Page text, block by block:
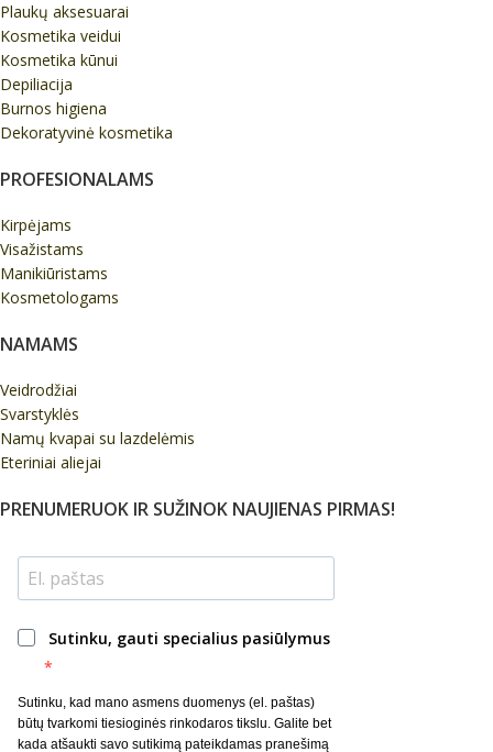
Plaukų aksesuarai
Kosmetika veidui
Kosmetika kūnui
Depiliacija
Burnos higiena
Dekoratyvinė kosmetika
PROFESIONALAMS
Kirpėjams
Visažistams
Manikiūristams
Kosmetologams
NAMAMS
Veidrodžiai
Svarstyklės
Namų kvapai su lazdelėmis
Eteriniai aliejai
PRENUMERUOK IR SUŽINOK NAUJIENAS PIRMAS!
Sutinku, gauti specialius pasiūlymus
Sutinku, kad mano asmens duomenys (el. paštas)
būtų tvarkomi tiesioginės rinkodaros tikslu. Galite bet
kada atšaukti savo sutikimą pateikdamas pranešimą